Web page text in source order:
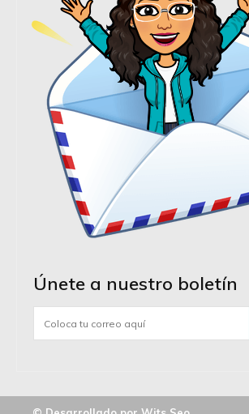
Únete a nuestro boletín